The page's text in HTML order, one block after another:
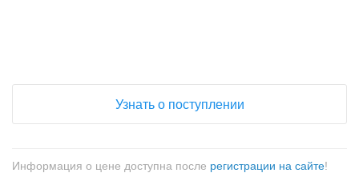
Узнать о поступлении
Информация о цене доступна после регистрации на сайте!